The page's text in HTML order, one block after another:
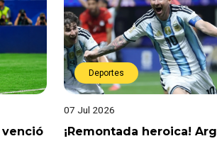
venció
Deportes
07 Jul 2026
¡Remontada heroica!